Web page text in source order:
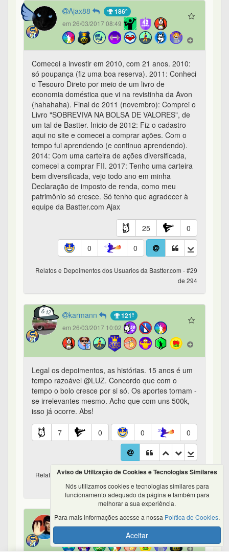
Ajax88 186º
em 26/03/2017 08:49
Comecei a investir em 2010, com 21 anos. 2010:
só poupança (fiz uma boa reserva). 2011: Conheci
o Tesouro Direto por meio de um livro de
economia doméstica que vi na revistinha da Avon
(hahahaha). Final de 2011 (novembro): Comprei o
Livro "SOBREVIVA NA BOLSA DE VALORES", de
um tal de Bastter. Inicio de 2012: Fiz o cadastro
aqui no site e comecei a comprar ações. Com o
tempo fui aprendendo (e continuo aprendendo).
2014: Com uma carteira de ações diversificada,
comecei a comprar FII. 2017: Tenho uma carteira
bem diversificada, vejo todo ano em minha
Declaração de imposto de renda, como meu
patrimônio só cresce. Só tenho que agradecer à
equipe da Bastter.com Ajax
25
0
0
0
Relatos e Depoimentos dos Usuarios da Bastter.com - #29
de 294
karmann 121º
em 26/03/2017 10:02
Legal os depoimentos, as histórias. 15 anos é um
tempo razoável @LUZ. Concordo que com o
tempo o bolo cresce por si só. Os aportes tornam -
se irrelevantes mesmo. Acho que com uns 500k,
isso já ocorre. Abs!
7 0 0 0
Relatos e Depoimentos dos Usuarios da Bastter.com - #30
de 294
Roloff 186º
Aviso de Utilização de Cookies e Tecnologias Similares
Nós utilizamos cookies e tecnologias similares para
funcionamento adequado da página e também para
melhorar a sua experiência.
Para mais informações acesse a nossa Política de Cookies.
Aceitar